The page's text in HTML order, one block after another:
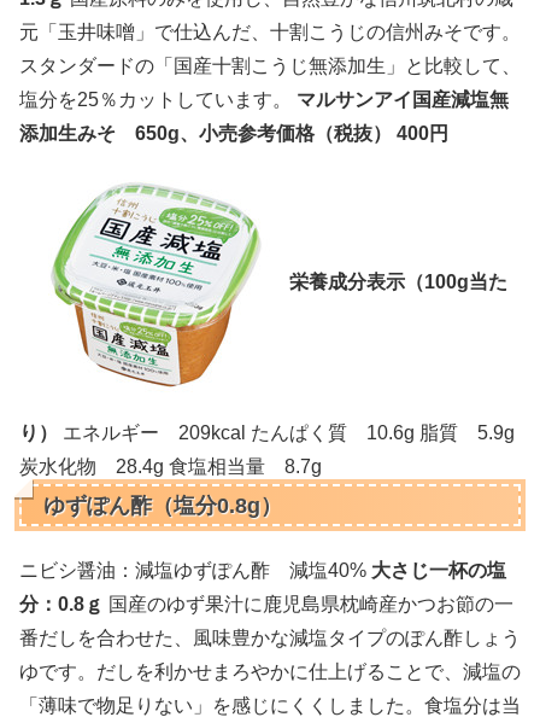
元「玉井味噌」で仕込んだ、十割こうじの信州みそです。
スタンダードの「国産十割こうじ無添加生」と比較して、
塩分を25％カットしています。 マルサンアイ国産減塩無
添加生みそ 650g、小売参考価格（税抜） 400円
栄養成分表示（100g当た
り）
エネルギー 209kcal たんぱく質 10.6g 脂質 5.9g
炭水化物 28.4g 食塩相当量 8.7g
ゆずぽん酢（塩分0.8g）
ニビシ醤油：減塩ゆずぽん酢 減塩40% 大さじ一杯の塩
分：0.8ｇ 国産のゆず果汁に鹿児島県枕崎産かつお節の一
番だしを合わせた、風味豊かな減塩タイプのぽん酢しょう
ゆです。だしを利かせまろやかに仕上げることで、減塩の
「薄味で物足りない」を感じにくくしました。食塩分は当